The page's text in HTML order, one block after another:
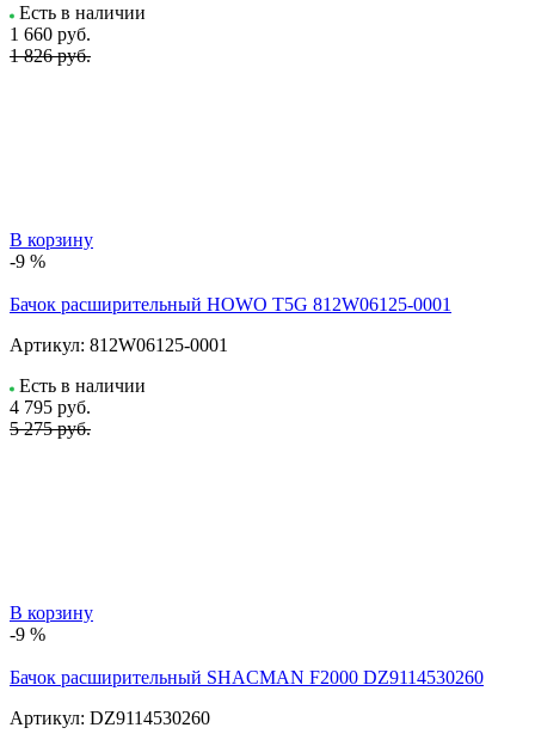
Есть в наличии
1 660 руб.
1 826 руб.
В корзину
-9 %
Бачок расширительный HOWO T5G 812W06125-0001
Артикул: 812W06125-0001
Есть в наличии
4 795 руб.
5 275 руб.
В корзину
-9 %
Бачок расширительный SHACMAN F2000 DZ9114530260
Артикул: DZ9114530260